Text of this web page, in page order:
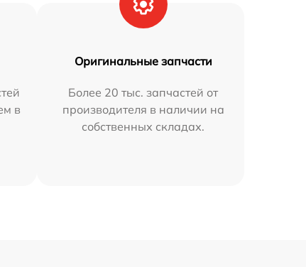
в
Оригинальные запчасти
Более 20 тыс. запчастей от
производителя в наличии на
собственных складах.